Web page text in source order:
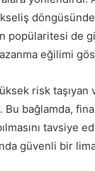
popülaritesi de
eğilimi
risk taşıyan
Bu bağlamda,
tavsiye
güvenli bir